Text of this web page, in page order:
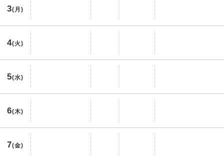
3(月)
4(火)
5(水)
6(木)
7(金)